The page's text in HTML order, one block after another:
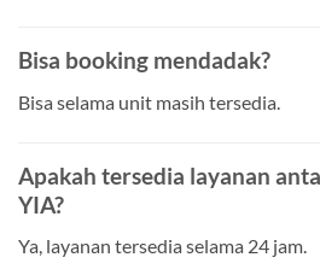
Bisa booking mendadak?
Bisa selama unit masih tersedia.
Apakah tersedia layanan
YIA?
Ya, layanan tersedia selama 24 jam.